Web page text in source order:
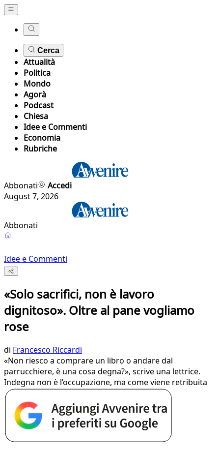
Cerca
Attualità
Politica
Mondo
Agorà
Podcast
Chiesa
Idee e Commenti
Economia
Rubriche
Abbonati
Accedi
August 7, 2026
Abbonati
Idee e Commenti
«Solo sacrifici, non è lavoro
dignitoso». Oltre al pane vogliamo
rose
di Francesco Riccardi
«Non riesco a comprare un libro o andare dal
parrucchiere, è una cosa degna?», scrive una lettrice.
Indegna non è l’occupazione, ma come viene retribuita